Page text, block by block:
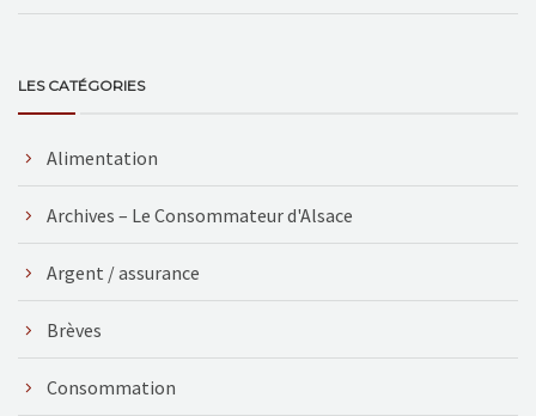
LES CATÉGORIES
Alimentation
Archives – Le Consommateur d'Alsace
Argent / assurance
Brèves
Consommation